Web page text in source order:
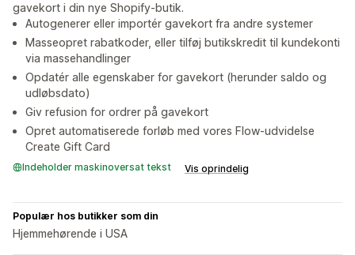
gavekort i din nye Shopify-butik.
Autogenerer eller importér gavekort fra andre systemer
Masseopret rabatkoder, eller tilføj butikskredit til kundekonti
via massehandlinger
Opdatér alle egenskaber for gavekort (herunder saldo og
udløbsdato)
Giv refusion for ordrer på gavekort
Opret automatiserede forløb med vores Flow-udvidelse
Create Gift Card
Indeholder maskinoversat tekst Vis oprindelig
Populær hos butikker som din
Hjemmehørende i USA